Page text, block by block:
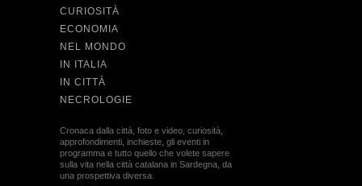
CURIOSITÀ
ECONOMIA
NEL MONDO
IN ITALIA
IN CITTÀ
NECROLOGIE
Cronaca dalla città, foto e video, curiosità,
approfondimenti, inchieste, gli eventi in
programma e tutto quello che volete sapere
sulla vita nella città catalana in Sardegna, da
una prospettiva diversa.